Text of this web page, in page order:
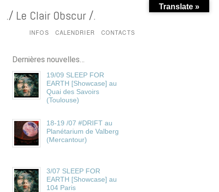
./ Le Clair Obscur /.
INFOS CALENDRIER CONTACTS
Dernières nouvelles…
19/09 SLEEP FOR
EARTH [Showcase] au
Quai des Savoirs
(Toulouse)
18-19 /07 #DRIFT au
Planétarium de Valberg
(Mercantour)
3/07 SLEEP FOR
EARTH [Showcase] au
104 Paris
Translate »